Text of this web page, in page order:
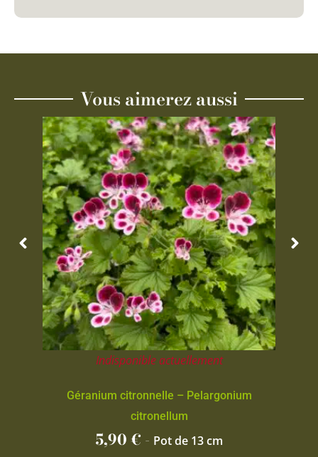
Vous aimerez aussi
Indisponible actuellement
Géranium citronnelle – Pelargonium
citronellum
5,90€ - Pot de 13 cm